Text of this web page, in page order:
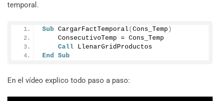
temporal.
Sub CargarFactTemporal ( Cons_Temp )
    ConsecutivoTemp = Cons_Temp
Call LlenarGridProductos
End Sub
En el vídeo explico todo paso a paso: